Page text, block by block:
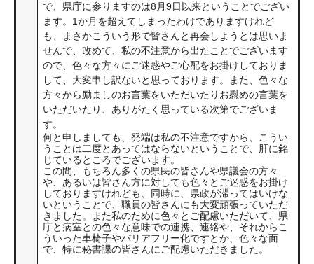
で、県庁に参りますのは8月9日以来ということでござい
ます。1か月を超えてしまったわけでありますけれど
も、まさかこういう形で皆さんと再会しようとは思いま
せんで、改めて、私の不注意から出たことでございます
ので、色々な方々にご迷惑やご心配をお掛けしておりま
して、大変申し訳ないと思っております。また、色々な
方々から励ましのお言葉をいただいたりお慰めの言葉を
いただいたり、ありがたく思っている次第でございま
す。
何と申しましても、発端は私の不注意ですから、こうい
うことは二度とあってはならないということで、肝に銘
じているところでございます。
この間、もちろん多くの県民の皆さんや県議会の方々
や、あるいは皆さん方に対しても色々とご迷惑をお掛け
しておりますけれども、同時に、県政が滞ってはいけな
いということで、職員の皆さんにも大変頑張っていただ
きました。また私のために色々とご配慮いただいて、県
庁と病室との色々な意味での連携、連絡や、それからこ
ういった車椅子やバリアフリー化ですとか、色々な面
で、特に秘書課の皆さんにご配慮いただきました。